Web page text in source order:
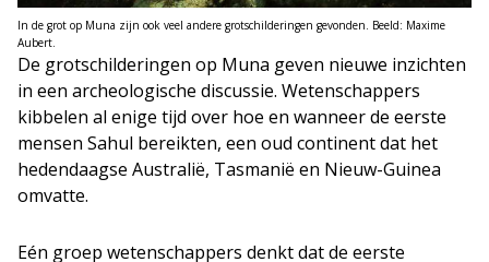
In de grot op Muna zijn ook veel andere grotschilderingen gevonden. Beeld: Maxime
Aubert.
De grotschilderingen op Muna geven nieuwe inzichten
in een archeologische discussie. Wetenschappers
kibbelen al enige tijd over hoe en wanneer de eerste
mensen Sahul bereikten, een oud continent dat het
hedendaagse Australië, Tasmanië en Nieuw-Guinea
omvatte.
Eén groep wetenschappers denkt dat de eerste